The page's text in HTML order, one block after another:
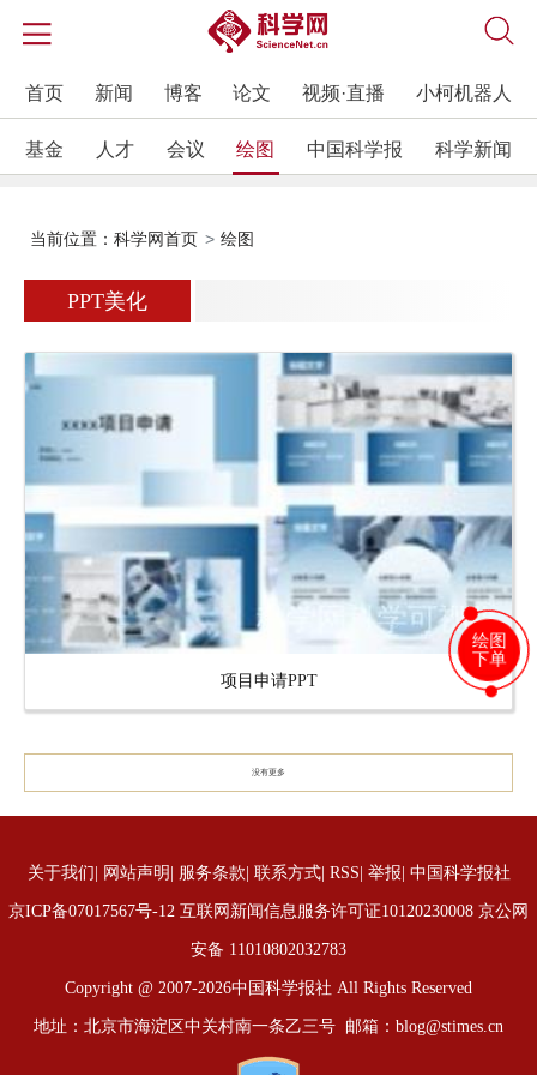
首页 新闻 博客 论文 视频·直播 小柯机器人
基金 人才 会议 绘图 中国科学报 科学新闻
绘图
下单
当前位置：科学网首页 绘图
PPT美化
项目申请PPT
没有更多
关于我们 网站声明 服务条款 联系方式| RSS 举报 中国科学报社
京ICP备07017567号-12 互联网新闻信息服务许可证10120230008 京公网
安备 11010802032783
Copyright @ 2007-2026中国科学报社 All Rights Reserved
地址：北京市海淀区中关村南一条乙三号 邮箱：blog@stimes.cn